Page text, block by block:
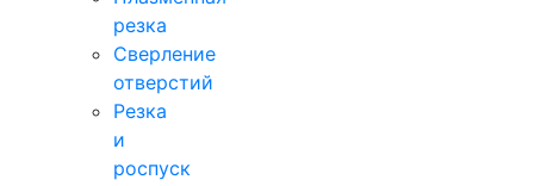
резка
Сверление
отверстий
Резка
и
роспуск